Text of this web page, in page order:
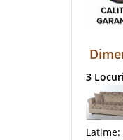
3 Locuri
Latime: